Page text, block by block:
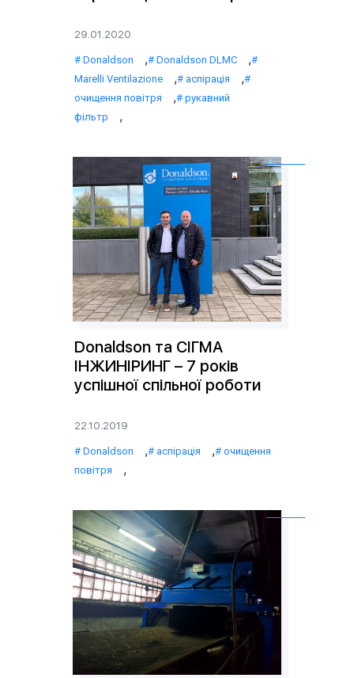
29.01.2020
Donaldson , Donaldson DLMC ,
Marelli Ventilazione , аспірація ,
очищення повітря ,
рукавний
фільтр
,
Donaldson та CІГМА
ІНЖИНІРИНГ – 7 років
успішної спільної роботи
22.10.2019
Donaldson , аспірація ,
очищення
повітря
,